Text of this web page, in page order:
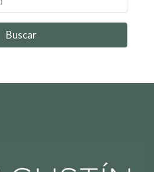
Buscar